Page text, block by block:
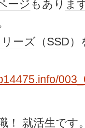
ージ もあり ま
ーズ （SSD）
！ 就活生です